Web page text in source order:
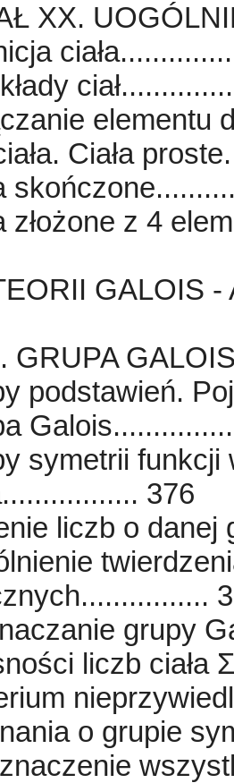
XX.
elementu
Ciała
złożone z 4
GALOIS -
GRUPA
podstawień.
symetrii
376
liczb o danej
grupy
liczb ciała
o grupie